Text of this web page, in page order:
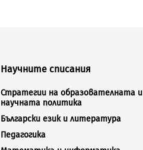
Научните списания
Стратегии на образователната и
научната политика
Български език и литература
Педагогика